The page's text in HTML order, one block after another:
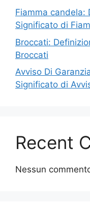
Fiamma candela:
Significato di
Broccati:
Broccati
Avviso Di
Significato di
Recent
Nessun